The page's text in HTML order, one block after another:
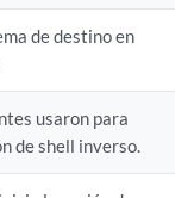
de destino en
usaron para
de shell inverso.